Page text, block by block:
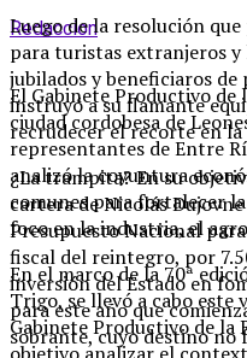
Luego de la resolución
para turistas extranjeros
jubilados y beneficiaros de
instruyó a su flamante
recrudecer el recorte en
¿La trampita? En su
cartera de Nicolás
Presupuesto Nacional
fiscal del reintegro, por
inversión del Estado en
para este año que
sobrante, cuyo destino no
Redaccion
El Gabinete Productivo de
ciudad cordobesa de
representantes de Entre
analizó la coyuntura
comunes para fortalecer
foco en la industria, el
En el marco de la 70ª
Trigo, se llevó a cabo este
Gabinete Productivo de la